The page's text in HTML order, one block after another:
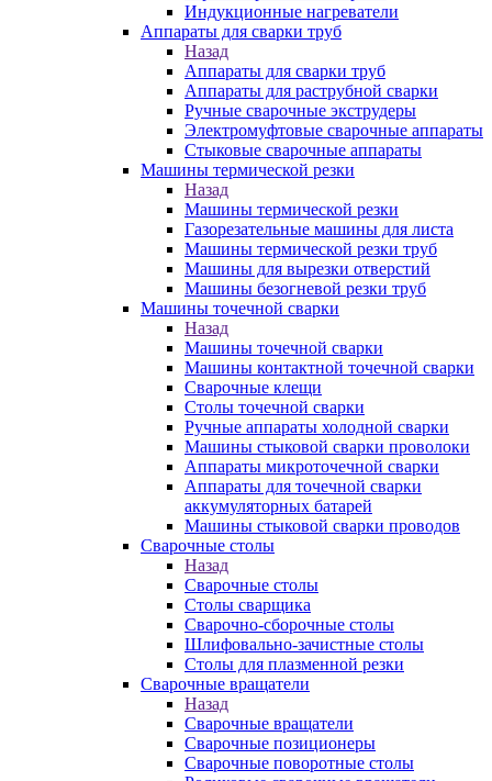
Индукционные нагреватели
Аппараты для сварки труб
Назад
Аппараты для сварки труб
Аппараты для раструбной сварки
Ручные сварочные экструдеры
Электромуфтовые сварочные аппараты
Стыковые сварочные аппараты
Машины термической резки
Назад
Машины термической резки
Газорезательные машины для листа
Машины термической резки труб
Машины для вырезки отверстий
Машины безогневой резки труб
Машины точечной сварки
Назад
Машины точечной сварки
Машины контактной точечной сварки
Сварочные клещи
Столы точечной сварки
Ручные аппараты холодной сварки
Машины стыковой сварки проволоки
Аппараты микроточечной сварки
Аппараты для точечной сварки
аккумуляторных батарей
Машины стыковой сварки проводов
Сварочные столы
Назад
Сварочные столы
Столы сварщика
Сварочно-сборочные столы
Шлифовально-зачистные столы
Столы для плазменной резки
Сварочные вращатели
Назад
Сварочные вращатели
Сварочные позиционеры
Сварочные поворотные столы